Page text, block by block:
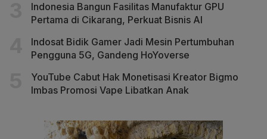
Indonesia Bangun Fasilitas Manufaktur GPU
Pertama di Cikarang, Perkuat Bisnis AI
Indosat Bidik Gamer Jadi Mesin Pertumbuhan
Pengguna 5G, Gandeng HoYoverse
YouTube Cabut Hak Monetisasi Kreator Bigmo
Imbas Promosi Vape Libatkan Anak